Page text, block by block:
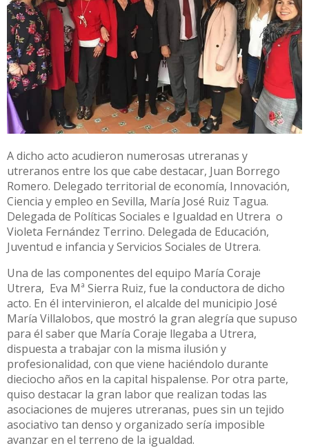
A dicho acto acudieron numerosas utreranas y
utreranos entre los que cabe destacar, Juan Borrego
Romero. Delegado territorial de economía, Innovación,
Ciencia y empleo en Sevilla, María José Ruiz Tagua.
Delegada de Políticas Sociales e Igualdad en Utrera o
Violeta Fernández Terrino. Delegada de Educación,
Juventud e infancia y Servicios Sociales de Utrera.
Una de las componentes del equipo María Coraje
Utrera, Eva Mª Sierra Ruiz, fue la conductora de dicho
acto. En él intervinieron, el alcalde del municipio José
María Villalobos, que mostró la gran alegría que supuso
para él saber que María Coraje llegaba a Utrera,
dispuesta a trabajar con la misma ilusión y
profesionalidad, con que viene haciéndolo durante
dieciocho años en la capital hispalense. Por otra parte,
quiso destacar la gran labor que realizan todas las
asociaciones de mujeres utreranas, pues sin un tejido
asociativo tan denso y organizado sería imposible
avanzar en el terreno de la igualdad.